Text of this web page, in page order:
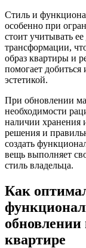
Стиль и
особенно при
стоит учитывать
трансформации,
образ квартиры и
помогает
эстетикой.
При обновлении
необходимости
наличии хранения
решения и
создать
вещь выполняет
стиль владельца.
Как
квартире